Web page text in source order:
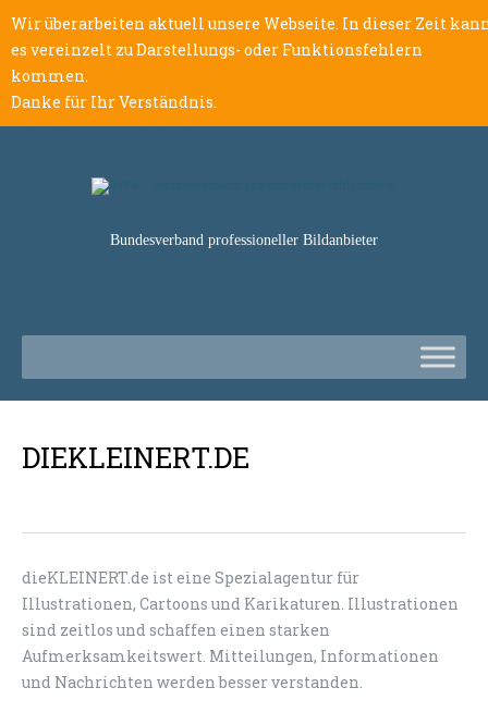
Wir überarbeiten aktuell unsere Webseite. In dieser Zeit
es vereinzelt zu Darstellungs- oder Funktionsfehlern
kommen.
Danke für Ihr Verständnis.
Bundesverband professioneller Bildanbieter
DIEKLEINERT.DE
dieKLEINERT.de ist eine Spezialagentur für
Illustrationen, Cartoons und Karikaturen. Illustrationen
sind zeitlos und schaffen einen starken
Aufmerksamkeitswert. Mitteilungen, Informationen
und Nachrichten werden besser verstanden.